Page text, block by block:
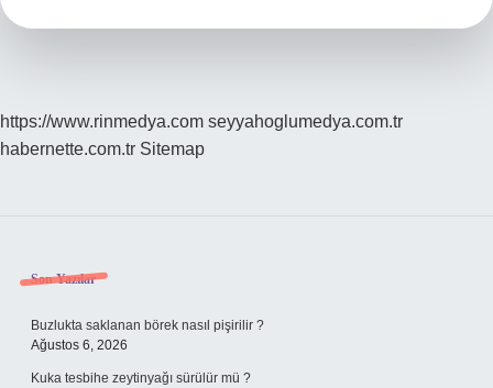
https://www.rinmedya.com seyyahoglumedya.com.tr
habernette.com.tr Sitemap
Sidebar
Son Yazılar
Buzlukta saklanan börek nasıl pişirilir ?
Ağustos 6, 2026
Kuka tesbihe zeytinyağı sürülür mü ?